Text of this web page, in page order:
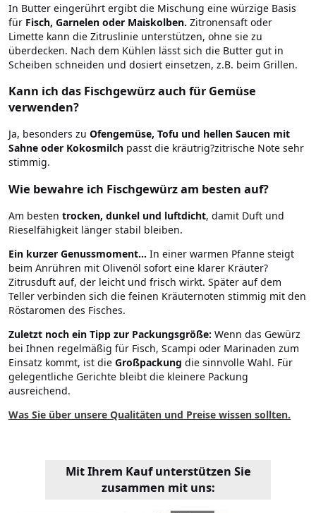
In Butter eingerührt ergibt die Mischung eine würzige Basis
für Fisch, Garnelen oder Maiskolben. Zitronensaft oder
Limette kann die Zitruslinie unterstützen, ohne sie zu
überdecken. Nach dem Kühlen lässt sich die Butter gut in
Scheiben schneiden und dosiert einsetzen, z.B. beim Grillen.
Kann ich das Fischgewürz auch für Gemüse
verwenden?
Ja, besonders zu Ofengemüse, Tofu und hellen Saucen mit
Sahne oder Kokosmilch passt die kräutrig?zitrische Note sehr
stimmig.
Wie bewahre ich Fischgewürz am besten auf?
Am besten trocken, dunkel und luftdicht, damit Duft und
Rieselfähigkeit länger stabil bleiben.
Ein kurzer Genussmoment... In einer warmen Pfanne steigt
beim Anrühren mit Olivenöl sofort eine klarer Kräuter?
Zitrusduft auf, der leicht und frisch wirkt. Später auf dem
Teller verbinden sich die feinen Kräuternoten stimmig mit den
Röstaromen des Fisches.
Zuletzt noch ein Tipp zur Packungsgröße: Wenn das Gewürz
bei Ihnen regelmäßig für Fisch, Scampi oder Marinaden zum
Einsatz kommt, ist die Großpackung die sinnvolle Wahl. Für
gelegentliche Gerichte bleibt die kleinere Packung
ausreichend.
Was Sie über unsere Qualitäten und Preise wissen sollten.
Mit Ihrem Kauf unterstützen Sie
zusammen mit uns: